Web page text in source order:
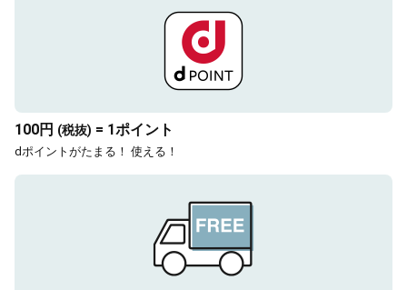
100円 (税抜) = 1ポイント
dポイントがたまる！ 使える！